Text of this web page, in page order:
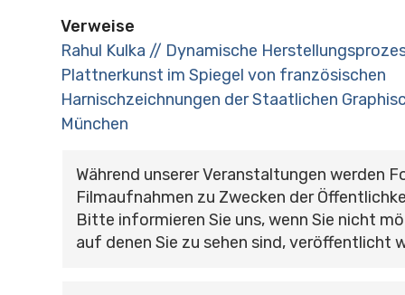
Verweise
Rahul Kulka // Dynamische
Plattnerkunst im Spiegel von französischen
Harnischzeichnungen der Staatlichen
München
Während unserer Veranstaltungen werden
Filmaufnahmen zu Zwecken der
Bitte informieren Sie uns, wenn Sie nicht
auf denen Sie zu sehen sind, veröffentlicht